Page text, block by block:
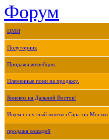
Форум
ЦМИ
Полуторник
Продажа жеребцов.
Племенные пони на продажу.
Коневоз на Дальний Восток!
Ищем попутный коневоз Саратов-Москва
продажа лошадей